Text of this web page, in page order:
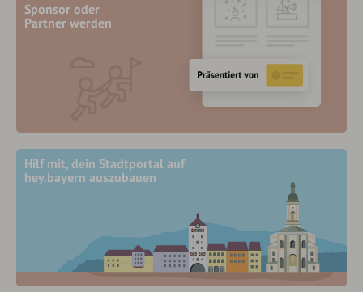
Sponsor oder
Partner werden
Hilf mit, dein Stadtportal auf
hey.bayern auszubauen